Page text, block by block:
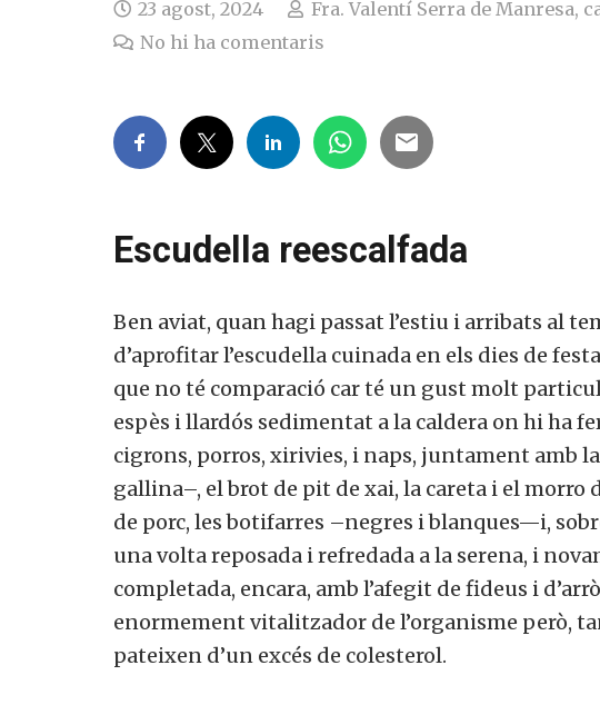
23 agost, 2024 Fra. Valentí Serra de Manresa,
No hi ha comentaris
Escudella reescalfada
Ben aviat, quan hagi passat l’estiu i arribats al
d’aprofitar l’escudella cuinada en els dies de
que no té comparació car té un gust molt
espès i llardós sedimentat a la caldera on hi ha
cigrons, porros, xirivies, i naps, juntament amb
gallina–, el brot de pit de xai, la careta i el morro
de porc, les botifarres –negres i blanques—i,
una volta reposada i refredada a la serena, i
completada, encara, amb l’afegit de fideus i
enormement vitalitzador de l’organisme però,
pateixen d’un excés de colesterol.